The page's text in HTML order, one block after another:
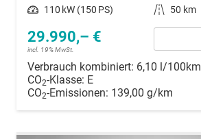
Leistung 110 kW (150 PS) Kilometerstand 50 km
29.990,– €
incl. 19% MwSt.
Verbrauch kombiniert: 6,10 l/100km
CO2-Klasse: E
CO2-Emissionen: 139,00 g/km